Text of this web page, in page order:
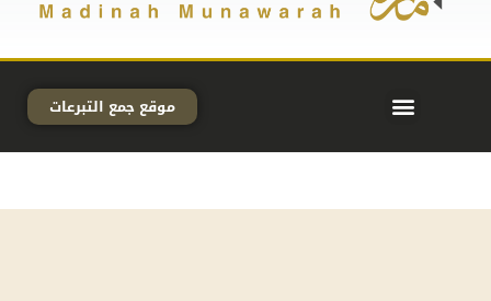
موقع جمع التبرعات